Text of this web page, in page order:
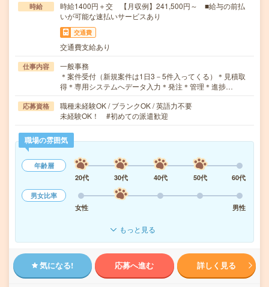
時給
時給1400円＋交 【月収例】241,500円～ ■給与の前払
いが可能な速払いサービスあり
交通費
交通費支給あり
仕事内容
一般事務
＊案件受付（新規案件は1日3－5件入ってくる）＊見積取
得＊専用システムへデータ入力＊発注＊管理＊進捗…
応募資格
職種未経験OK / ブランクOK / 英語力不要
未経験OK！ #初めての派遣歓迎
職場の雰囲気
年齢層
20代
30代 40代 50代
60代
男女比率
女性
男性
もっと見る
気になる! 応募へ進む 詳しく見る